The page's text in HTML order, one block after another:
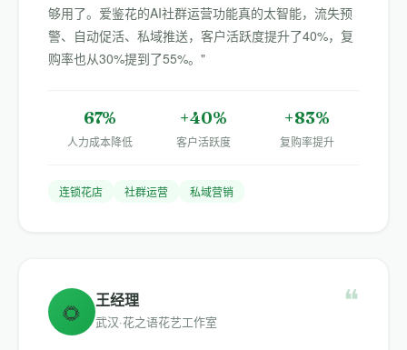
够用了。爱鉴花的AI社群运营功能真的太智能，流失预
警、自动促活、私域推送，客户活跃度提升了40%，复
购率也从30%提到了55%。"
67%
人力成本降低
+40%
客户活跃度
+83%
复购率提升
连锁花店 社群运营 私域营销
🌻 王经理
武汉·花之语花艺工作室
❝